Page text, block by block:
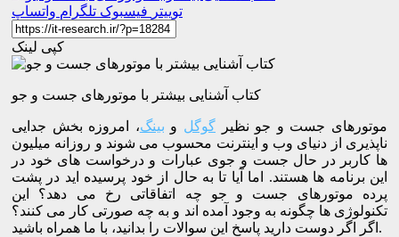
توییتر فیسبوک تلگرام واتساپ
کپی لینک
کتاب آشنایی بیشتر با موتورهای جست و جو
موتورهای جست و جو نظیر گوگل و بینگ، امروزه بخش جدایی
ناپذیری از دنیای وب و اینترنت محسوب می شوند و روزانه میلیون
ها کاربر در حال جست و جوی عبارات و درخواست های خود در
این برنامه ها هستند. اما آیا تا به حال از خود پرسیده اید در پشت
پرده موتورهای جست و جو چه اتفاقاتی رخ می دهد؟ این
تکنولوژی ها چگونه به وجود آمده اند و به چه صورتی کار می کنند؟
اگر اگر دوست دارید پاسخ این سوالات را بدانید، با ما همراه باشید.